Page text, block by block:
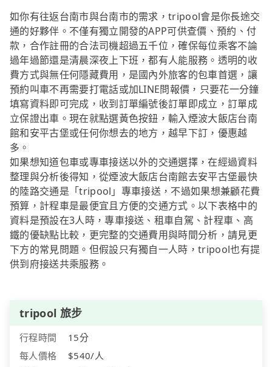
如你有往返台南市與台南市的需求，tripool會是你長途交
通的好夥伴。不僅有獨立開發的APP可供查價、預約、付
款，合作註冊的合法司機超過五千位，確保每位乘客不論
過年過節還是清晨深夜上下班，都有人能服務。透明的收
費方式與無任何隱藏費用，是國內外旅客的包車首選，讓
預約叫車不再需要打電話或加LINE問報價，只要花一分鐘
填寫資料即可完成，收到訂單編號後訂單即成立，訂單成
立保證出車。現在就點選黃色按鈕，輸入煙波大飯店台南
館和安平古堡或任何你想去的地方，越早下訂，優惠越
多。
如果想知道包車或專車接送以外的交通選擇，在經過資料
整理與分析後得知，從煙波大飯店台南館去安平古堡最快
的陸路交通是「tripool」專車接送，不過如果想兼顧花費
預算，計程車是最便宜且方便的交通方式。以下表格中的
資料是預設在3人時，專車接送、租車自駕、計程車、高
鐵的優缺點比較，更完整的交通費用與時間分析，請見更
下方的常見問題。但假設只有獨自一人時，tripool也有提
供到府接送共乘服務。
tripool 旅步
行程時間
15分
每人價格
$540/人